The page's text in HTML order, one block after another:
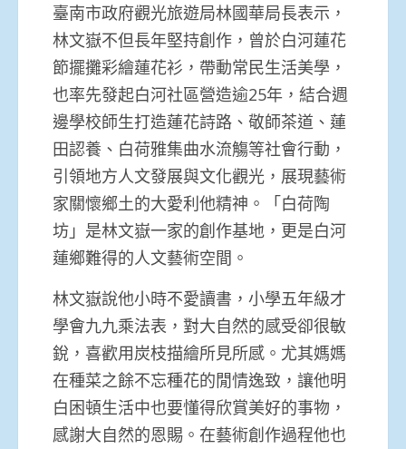
臺南市政府觀光旅遊局林國華局長表示，
林文嶽不但長年堅持創作，曾於白河蓮花
節擺攤彩繪蓮花衫，帶動常民生活美學，
也率先發起白河社區營造逾25年，結合週
邊學校師生打造蓮花詩路、敬師茶道、蓮
田認養、白荷雅集曲水流觴等社會行動，
引領地方人文發展與文化觀光，展現藝術
家關懷鄉土的大愛利他精神。「白荷陶
坊」是林文嶽一家的創作基地，更是白河
蓮鄉難得的人文藝術空間。
林文嶽說他小時不愛讀書，小學五年級才
學會九九乘法表，對大自然的感受卻很敏
銳，喜歡用炭枝描繪所見所感。尤其媽媽
在種菜之餘不忘種花的閒情逸致，讓他明
白困頓生活中也要懂得欣賞美好的事物，
感謝大自然的恩賜。在藝術創作過程他也